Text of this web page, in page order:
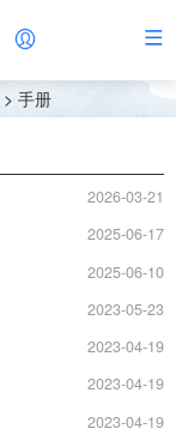
> 手册
2026-03-21
2025-06-17
2025-06-10
2023-05-23
2023-04-19
2023-04-19
2023-04-19